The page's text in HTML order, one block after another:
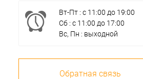
Вт-Пт : с 11:00 до 19:00
Сб : с 11:00 до 17:00
Вс, Пн : выходной
Обратная связь